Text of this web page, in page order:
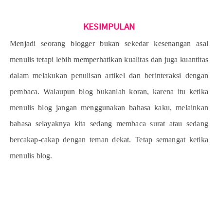
KESIMPULAN
Menjadi seorang blogger bukan sekedar kesenangan asal
menulis tetapi lebih memperhatikan kualitas dan juga kuantitas
dalam melakukan penulisan artikel dan berinteraksi dengan
pembaca. Walaupun blog bukanlah koran, karena itu ketika
menulis blog jangan menggunakan bahasa kaku, melainkan
bahasa selayaknya kita sedang membaca surat atau sedang
bercakap-cakap dengan teman dekat. Tetap semangat ketika
menulis blog.